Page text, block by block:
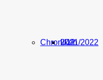
U12
2021/2022
Chroniken